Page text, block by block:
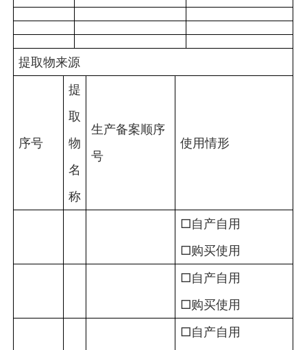
提取物来源
序号
提
取
物
名
称
生产备案顺序
号
使用情形
□自产自用
□购买使用
□自产自用
□购买使用
□自产自用